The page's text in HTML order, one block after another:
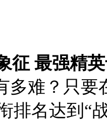
征 最强精
多难？只
排名达到“